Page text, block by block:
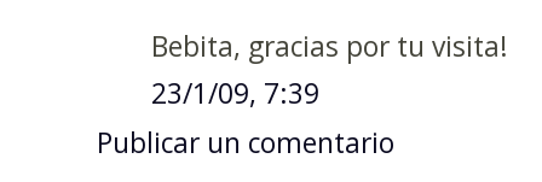
Bebita, gracias por tu visita!
23/1/09, 7:39
Publicar un comentario